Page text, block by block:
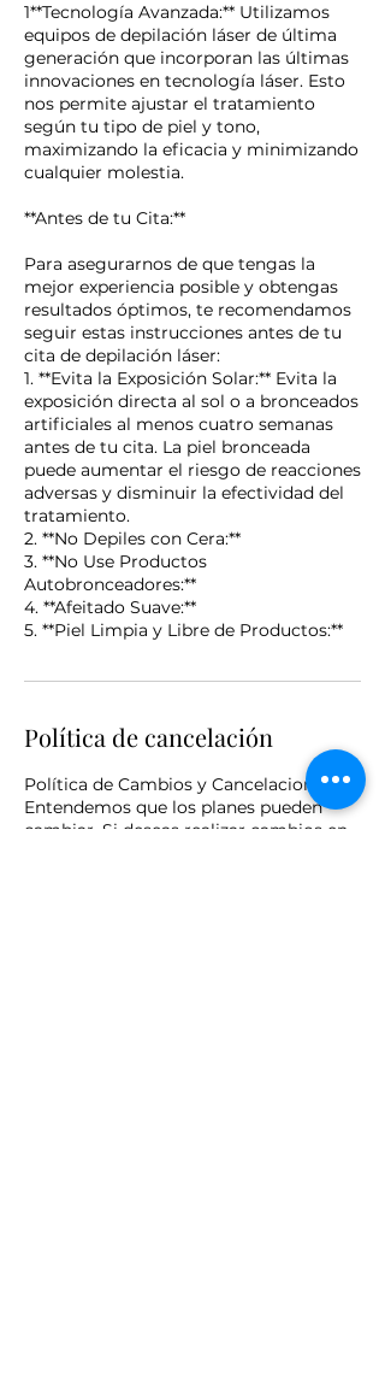
1**Tecnología Avanzada:** Utilizamos
equipos de depilación láser de última
generación que incorporan las últimas
innovaciones en tecnología láser. Esto
nos permite ajustar el tratamiento
según tu tipo de piel y tono,
maximizando la eficacia y minimizando
cualquier molestia.
**Antes de tu Cita:**
Para asegurarnos de que tengas la
mejor experiencia posible y obtengas
resultados óptimos, te recomendamos
seguir estas instrucciones antes de tu
cita de depilación láser:
1. **Evita la Exposición Solar:** Evita la
exposición directa al sol o a bronceados
artificiales al menos cuatro semanas
antes de tu cita. La piel bronceada
puede aumentar el riesgo de reacciones
adversas y disminuir la efectividad del
tratamiento.
2. **No Depiles con Cera:**
3. **No Use Productos
Autobronceadores:**
4. **Afeitado Suave:**
5. **Piel Limpia y Libre de Productos:**
Política de cancelación
Política de Cambios y Cancelaciones:
Entendemos que los planes pueden
cambiar. Si deseas realizar cambios en